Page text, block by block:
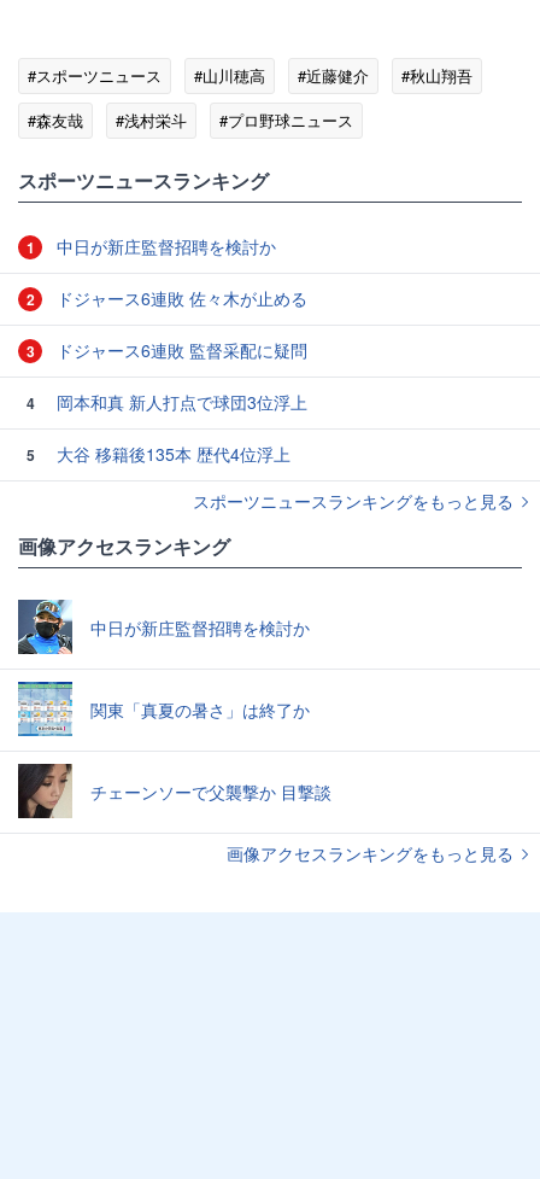
#スポーツニュース #山川穂高 #近藤健介
#秋山翔吾
#森友哉
#浅村栄斗 #プロ野球ニュース
スポーツニュースランキング
1 中日が新庄監督招聘を検討か
2 ドジャース6連敗 佐々木が止める
3 ドジャース6連敗 監督采配に疑問
4 岡本和真 新人打点で球団3位浮上
5
大谷 移籍後135本 歴代4位浮上
スポーツニュースランキングをもっと見る
画像アクセスランキング
中日が新庄監督招聘を検討か
関東「真夏の暑さ」は終了か
チェーンソーで父襲撃か 目撃談
画像アクセスランキングをもっと見る